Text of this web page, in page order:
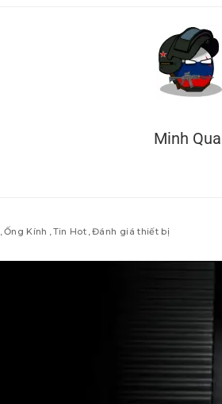
Minh
Ống Kính Tin Hot Đánh giá thiết bị